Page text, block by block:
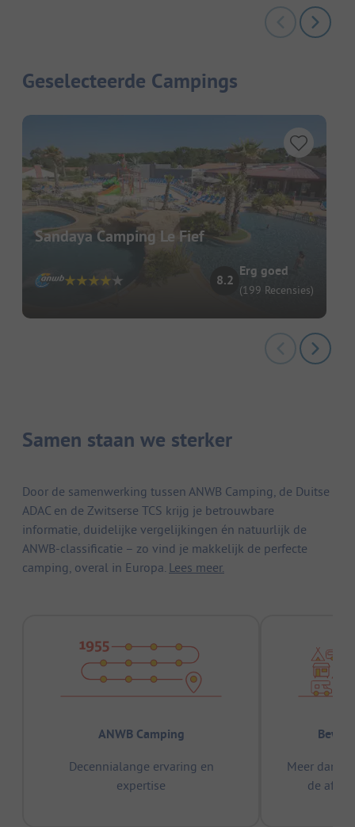
Geselecteerde Campings
Sandaya Camping Le Fief
8.2
Erg goed
(199 Recensies)
Samen staan we sterker
Door de samenwerking tussen ANWB Camping, de Duitse
ADAC en de Zwitserse TCS krijg je betrouwbare
informatie, duidelijke vergelijkingen én natuurlijk de
ANWB-classificatie – zo vind je makkelijk de perfecte
camping, overal in Europa. Lees meer.
ANWB Camping
Decennialange ervaring en
expertise
Meer dan
de